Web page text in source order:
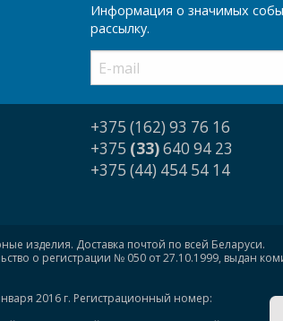
Информация о значимых
рассылку.
+375 (162) 93 76 16
+375 (33)640 94 23
+375 (44) 454 54 14
изделия. Доставка почтой по всей Беларуси.
о регистрации № 050 от 27.10.1999, выдан
2016 г. Регистрационный номер: